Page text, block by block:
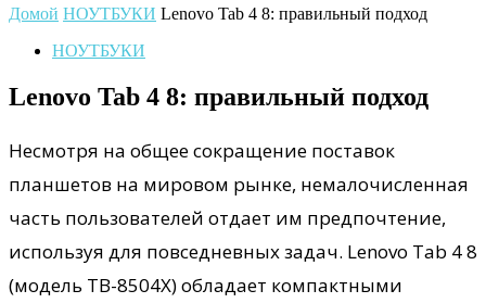
Домой НОУТБУКИ Lenovo Tab 4 8: правильный подход
НОУТБУКИ
Lenovo Tab 4 8: правильный подход
Несмотря на общее сокращение поставок
планшетов на мировом рынке, немалочисленная
часть пользователей отдает им предпочтение,
используя для повседневных задач. Lenovo Tab 4 8
(модель TB-8504X) обладает компактными